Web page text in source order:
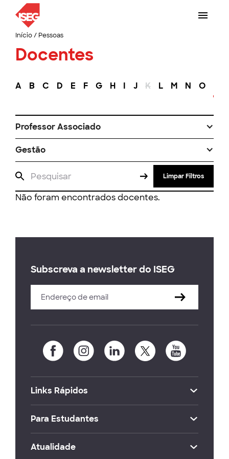
Início/ Pessoas
Docentes
A B C D E F G H I J K L M N O
Professor Associado
Gestão
Limpar Filtros
Não foram encontrados docentes.
Subscreva a newsletter do ISEG
Links Rápidos
Para Estudantes
Atualidade